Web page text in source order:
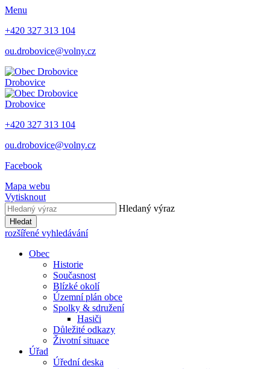
Menu
+420 327 313 104
ou.drobovice@volny.cz
Drobovice
Drobovice
+420 327 313 104
ou.drobovice@volny.cz
Facebook
Mapa webu
Vytisknout
Hledaný výraz
Hledat
rozšířené vyhledávání
Obec
Historie
Současnost
Blízké okolí
Územní plán obce
Spolky & sdružení
Hasiči
Důležité odkazy
Životní situace
Úřad
Úřední deska